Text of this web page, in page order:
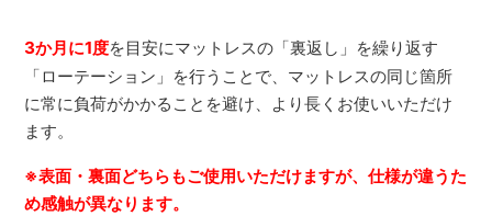
3か月に1度を目安にマットレスの「裏返し」を繰り返す
「ローテーション」を行うことで、マットレスの同じ箇所
に常に負荷がかかることを避け、より長くお使いいただけ
ます。
※表面・裏面どちらもご使用いただけますが、仕様が違うた
め感触が異なります。